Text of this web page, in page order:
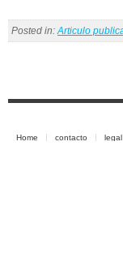
Posted in:Articulo
Home contacto legal